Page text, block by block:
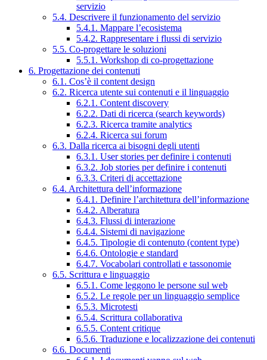
servizio
5.4. Descrivere il funzionamento del servizio
5.4.1. Mappare l’ecosistema
5.4.2. Rappresentare i flussi di servizio
5.5. Co-progettare le soluzioni
5.5.1. Workshop di co-progettazione
6. Progettazione dei contenuti
6.1. Cos’è il content design
6.2. Ricerca utente sui contenuti e il linguaggio
6.2.1. Content discovery
6.2.2. Dati di ricerca (search keywords)
6.2.3. Ricerca tramite analytics
6.2.4. Ricerca sui forum
6.3. Dalla ricerca ai bisogni degli utenti
6.3.1. User stories per definire i contenuti
6.3.2. Job stories per definire i contenuti
6.3.3. Criteri di accettazione
6.4. Architettura dell’informazione
6.4.1. Definire l’architettura dell’informazione
6.4.2. Alberatura
6.4.3. Flussi di interazione
6.4.4. Sistemi di navigazione
6.4.5. Tipologie di contenuto (content type)
6.4.6. Ontologie e standard
6.4.7. Vocabolari controllati e tassonomie
6.5. Scrittura e linguaggio
6.5.1. Come leggono le persone sul web
6.5.2. Le regole per un linguaggio semplice
6.5.3. Microtesti
6.5.4. Scrittura collaborativa
6.5.5. Content critique
6.5.6. Traduzione e localizzazione dei contenuti
6.6. Documenti